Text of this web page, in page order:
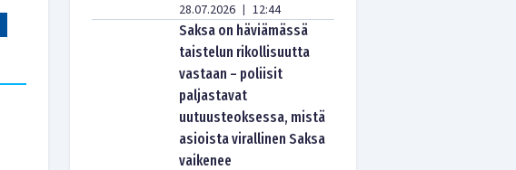
28.07.2026 | 12:44
Saksa on häviämässä
taistelun rikollisuutta
vastaan – poliisit
paljastavat
uutuusteoksessa, mistä
asioista virallinen Saksa
vaikenee